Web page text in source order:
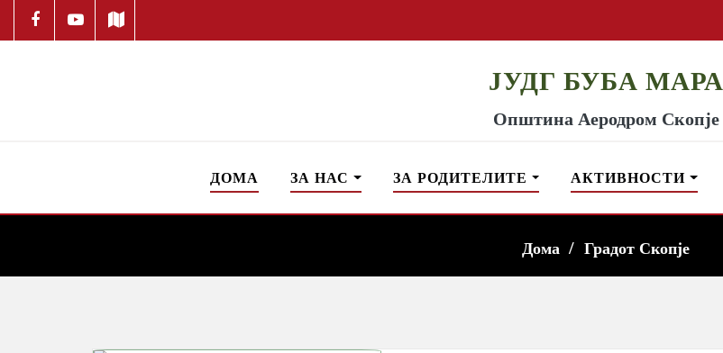
ЈУДГ БУБА МАРА
Општина Аеродром Скопје
ДОМА ЗА НАС ЗА РОДИТЕЛИТЕ АКТИВНОСТИ
Дома Градот Скопје